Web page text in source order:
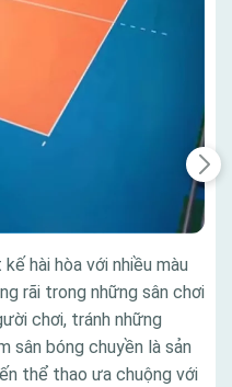
hài hòa với nhiều màu
rãi trong những sân chơi
chơi, tránh những
sân bóng chuyền là sản
thể thao ưa chuộng với